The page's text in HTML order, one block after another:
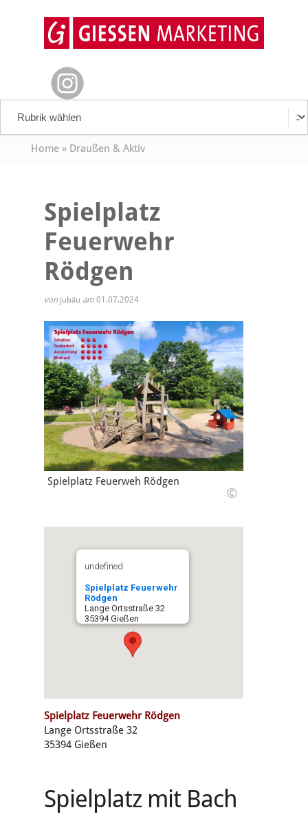
Home» Draußen & Aktiv
Spielplatz
Feuerwehr
Rödgen
von jubäu am 01.07.2024
Spielplatz Feuerweh Rödgen
©
undefined
Spielplatz Feuerwehr
Rödgen
Lange Ortsstraße 32
35394 Gießen
Spielplatz Feuerwehr Rödgen
Lange Ortsstraße 32
35394 Gießen
Spielplatz mit Bach